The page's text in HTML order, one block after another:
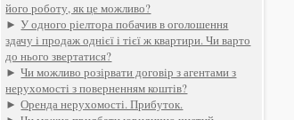
його роботу, як це можливо?
►У одного ріелтора побачив в оголошення
здачу і продаж однієї і тієї ж квартири. Чи варто
до нього звертатися?
►Чи можливо розірвати договір з агентами з
нерухомості з поверненням коштів?
►Оренда нерухомості. Прибуток.